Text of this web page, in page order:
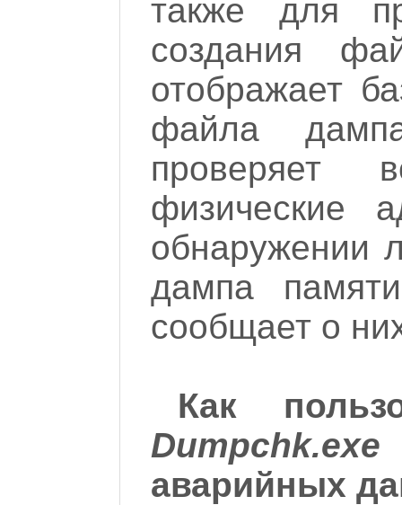
также для
создания
отображает
файла
проверяет
физические
обнаружении
дампа
сообщает о
Как
Dumpchk.exe
аварийных